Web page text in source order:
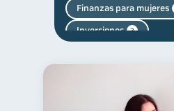
Finanzas para mujeres
Inversiones 2
Educación financiera